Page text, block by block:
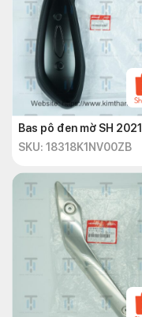
Bas pô đen mờ SH 2021
SKU: 18318K1NV00ZB